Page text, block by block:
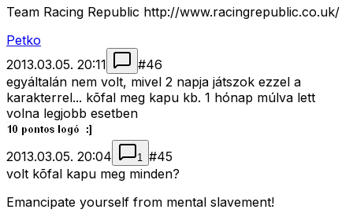
Team Racing Republic http://www.racingrepublic.co.uk/
Petko
2013.03.05. 20:11
#46
egyáltalán nem volt, mivel 2 napja játszok ezzel a
karakterrel... kõfal meg kapu kb. 1 hónap múlva lett
volna legjobb esetben
2013.03.05. 20:04 1 #45
volt kõfal kapu meg minden?
Emancipate yourself from mental slavement!